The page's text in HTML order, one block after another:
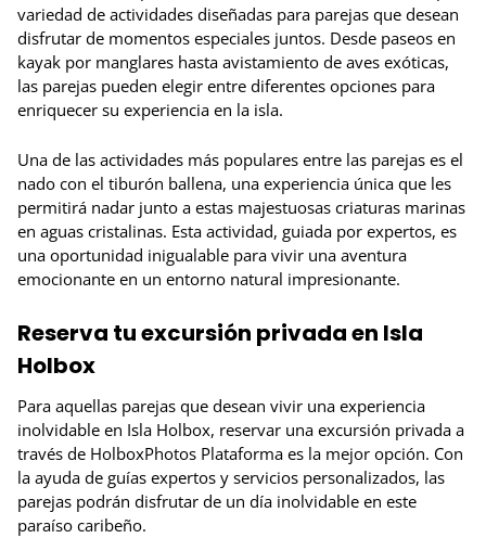
variedad de actividades diseñadas para parejas que desean
disfrutar de momentos especiales juntos. Desde paseos en
kayak por manglares hasta avistamiento de aves exóticas,
las parejas pueden elegir entre diferentes opciones para
enriquecer su experiencia en la isla.
Una de las actividades más populares entre las parejas es el
nado con el tiburón ballena, una experiencia única que les
permitirá nadar junto a estas majestuosas criaturas marinas
en aguas cristalinas. Esta actividad, guiada por expertos, es
una oportunidad inigualable para vivir una aventura
emocionante en un entorno natural impresionante.
Reserva tu excursión privada en Isla
Holbox
Para aquellas parejas que desean vivir una experiencia
inolvidable en Isla Holbox, reservar una excursión privada a
través de HolboxPhotos Plataforma es la mejor opción. Con
la ayuda de guías expertos y servicios personalizados, las
parejas podrán disfrutar de un día inolvidable en este
paraíso caribeño.